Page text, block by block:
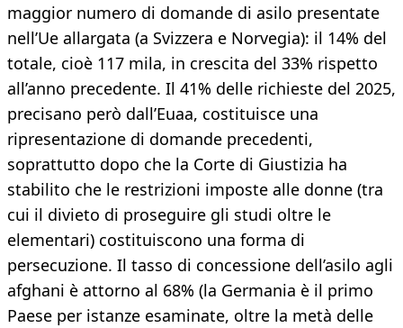
maggior numero di domande di asilo presentate
nell’Ue allargata (a Svizzera e Norvegia): il 14% del
totale, cioè 117 mila, in crescita del 33% rispetto
all’anno precedente. Il 41% delle richieste del 2025,
precisano però dall’Euaa, costituisce una
ripresentazione di domande precedenti,
soprattutto dopo che la Corte di Giustizia ha
stabilito che le restrizioni imposte alle donne (tra
cui il divieto di proseguire gli studi oltre le
elementari) costituiscono una forma di
persecuzione. Il tasso di concessione dell’asilo agli
afghani è attorno al 68% (la Germania è il primo
Paese per istanze esaminate, oltre la metà delle